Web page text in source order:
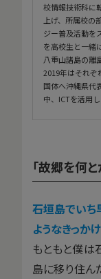
校情報技術科に
上げ、所属校
ジー普及活動を
を高校生と一緒
八重山諸島の離
2019年はそれぞ
国体へ沖縄県代
中、ICTを活用
「故郷を何
――石垣島でい
ようなきっか
もともと僕は
島に移り住ん